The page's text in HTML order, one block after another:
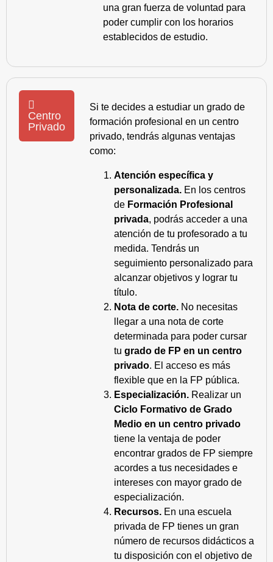
una gran fuerza de voluntad para
poder cumplir con los horarios
establecidos de estudio.
Centro
Privado
Si te decides a estudiar un grado de
formación profesional en un centro
privado, tendrás algunas ventajas
como:
Atención específica y
personalizada. En los centros
de Formación Profesional
privada, podrás acceder a una
atención de tu profesorado a tu
medida. Tendrás un
seguimiento personalizado para
alcanzar objetivos y lograr tu
título.
Nota de corte. No necesitas
llegar a una nota de corte
determinada para poder cursar
tu grado de FP en un centro
privado. El acceso es más
flexible que en la FP pública.
Especialización. Realizar un
Ciclo Formativo de Grado
Medio en un centro privado
tiene la ventaja de poder
encontrar grados de FP siempre
acordes a tus necesidades e
intereses con mayor grado de
especialización.
Recursos. En una escuela
privada de FP tienes un gran
número de recursos didácticos a
tu disposición con el objetivo de